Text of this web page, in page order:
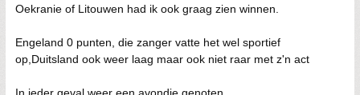
Oekranie of Litouwen had ik ook graag zien winnen.
Engeland 0 punten, die zanger vatte het wel sportief
op,Duitsland ook weer laag maar ook niet raar met z'n act